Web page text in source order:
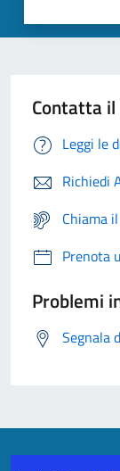
Contatta
Leggi le
Richiedi
Chiama
Prenota
Problemi
Segnala